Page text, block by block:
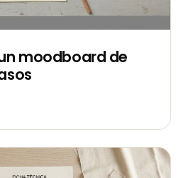
moodboard de